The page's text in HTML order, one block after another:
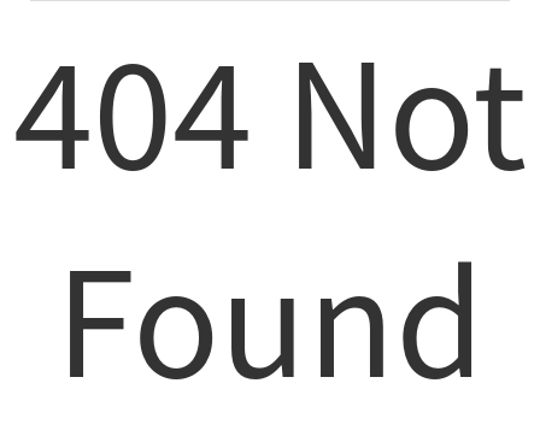
运载火箭发动机规模化生产的产能提升方
案，支持以信息化手段支撑的发动机及组合
件脉动装配、零部件单元制造、冷热试等条
责任编辑：kj005
404 Not
Found